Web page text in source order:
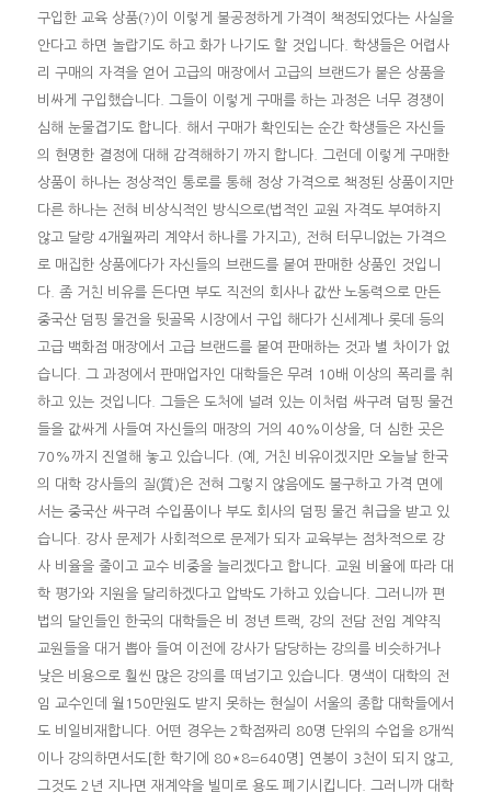
구입한 교육 상품(?)이 이렇게 불공정하게 가격이 책정되었다는 사실을
안다고 하면 놀랍기도 하고 화가 나기도 할 것입니다. 학생들은 어렵사
리 구매의 자격을 얻어 고급의 매장에서 고급의 브랜드가 붙은 상품을
비싸게 구입했습니다. 그들이 이렇게 구매를 하는 과정은 너무 경쟁이
심해 눈물겹기도 합니다. 해서 구매가 확인되는 순간 학생들은 자신들
의 현명한 결정에 대해 감격해하기 까지 합니다. 그런데 이렇게 구매한
상품이 하나는 정상적인 통로를 통해 정상 가격으로 책정된 상품이지만
다른 하나는 전혀 비상식적인 방식으로(법적인 교원 자격도 부여하지
않고 달랑 4개월짜리 계약서 하나를 가지고), 전혀 터무니없는 가격으
로 매집한 상품에다가 자신들의 브랜드를 붙여 판매한 상품인 것입니
다. 좀 거친 비유를 든다면 부도 직전의 회사나 값싼 노동력으로 만든
중국산 덤핑 물건을 뒷골목 시장에서 구입 해다가 신세계나 롯데 등의
고급 백화점 매장에서 고급 브랜드를 붙여 판매하는 것과 별 차이가 없
습니다. 그 과정에서 판매업자인 대학들은 무려 10배 이상의 폭리를 취
하고 있는 것입니다. 그들은 도처에 널려 있는 이처럼 싸구려 덤핑 물건
들을 값싸게 사들여 자신들의 매장의 거의 40%이상을, 더 심한 곳은
70%까지 진열해 놓고 있습니다. (예, 거친 비유이겠지만 오늘날 한국
의 대학 강사들의 질(質)은 전혀 그렇지 않음에도 불구하고 가격 면에
서는 중국산 싸구려 수입품이나 부도 회사의 덤핑 물건 취급을 받고 있
습니다. 강사 문제가 사회적으로 문제가 되자 교육부는 점차적으로 강
사 비율을 줄이고 교수 비중을 늘리겠다고 합니다. 교원 비율에 따라 대
학 평가와 지원을 달리하겠다고 압박도 가하고 있습니다. 그러니까 편
법의 달인들인 한국의 대학들은 비 정년 트랙, 강의 전담 전임 계약직
교원들을 대거 뽑아 들여 이전에 강사가 담당하는 강의를 비슷하거나
낮은 비용으로 훨씬 많은 강의를 떠넘기고 있습니다. 명색이 대학의 전
임 교수인데 월150만원도 받지 못하는 현실이 서울의 종합 대학들에서
도 비일비재합니다. 어떤 경우는 2학점짜리 80명 단위의 수업을 8개씩
이나 강의하면서도[한 학기에 80*8=640명] 연봉이 3천이 되지 않고,
그것도 2년 지나면 재계약을 빌미로 용도 폐기시킵니다. 그러니까 대학